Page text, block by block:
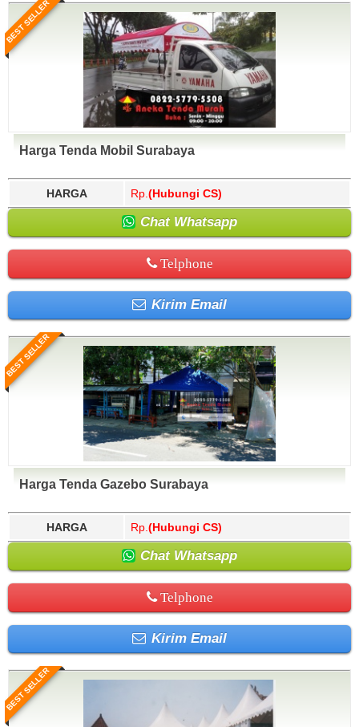
BEST SELLER
Harga Tenda Mobil Surabaya
HARGA Rp. (Hubungi CS)
Chat Whatsapp
Telphone
Kirim Email
BEST SELLER
Harga Tenda Gazebo Surabaya
HARGA Rp. (Hubungi CS)
Chat Whatsapp
Telphone
Kirim Email
BEST SELLER